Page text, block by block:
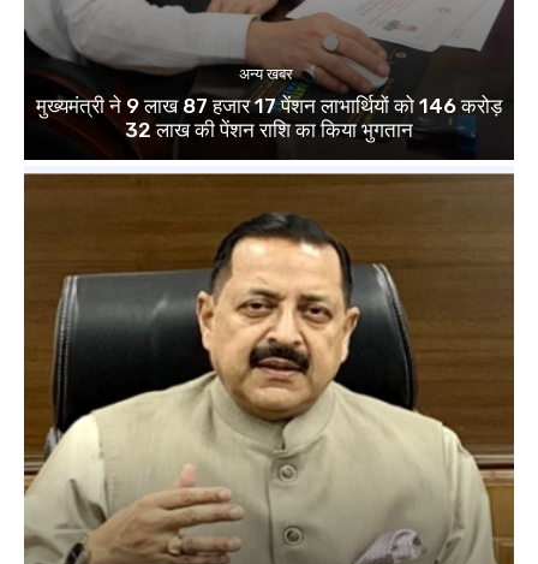
अन्य खबर
मुख्यमंत्री ने 9 लाख 87 हजार 17 पेंशन लाभार्थियों को 146 करोड़
32 लाख की पेंशन राशि का किया भुगतान